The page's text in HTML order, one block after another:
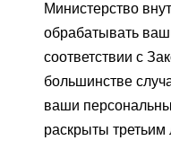
Министерство
обрабатывать
соответствии с
большинстве
ваши
раскрыты третьим